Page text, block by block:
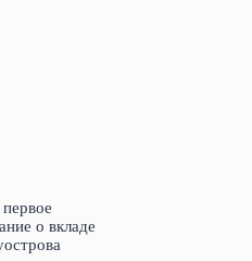
о вкладе